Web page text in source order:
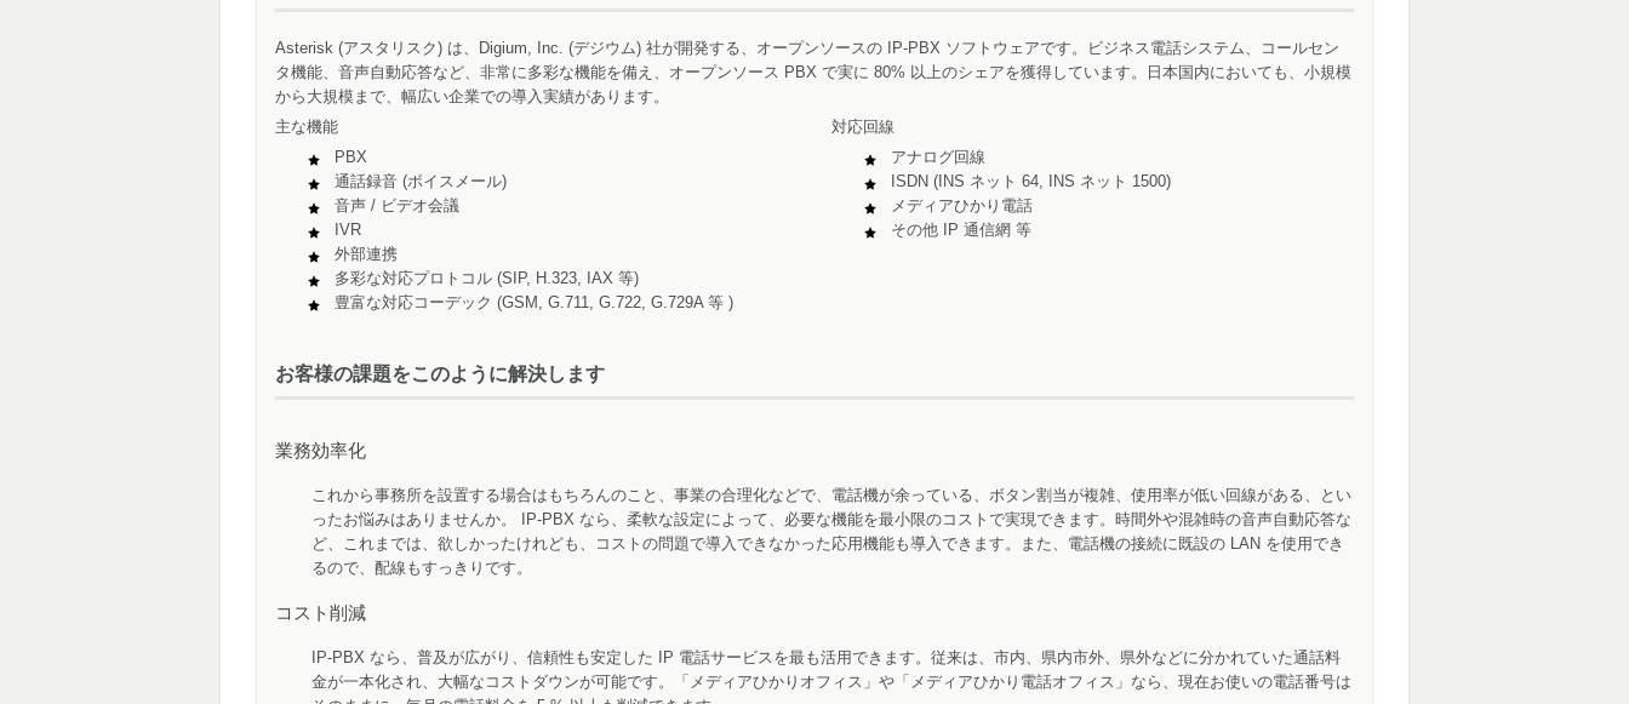
Asterisk (アスタリスク) は、Digium, Inc. (デジウム) 社が開発する、オープンソースの IP-PBX ソフトウェアです。ビジネス電話システム、コールセン
タ機能、音声自動応答など、非常に多彩な機能を備え、オープンソース PBX で実に 80% 以上のシェアを獲得しています。日本国内においても、小規模
から大規模まで、幅広い企業での導入実績があります。
主な機能
PBX
通話録音 (ボイスメール)
音声 / ビデオ会議
IVR
外部連携
多彩な対応プロトコル (SIP, H.323, IAX 等)
豊富な対応コーデック (GSM, G.711, G.722, G.729A 等 )
対応回線
アナログ回線
ISDN (INS ネット 64, INS ネット 1500)
メディアひかり電話
その他 IP 通信網 等
お客様の課題をこのように解決します
業務効率化
これから事務所を設置する場合はもちろんのこと、事業の合理化などで、電話機が余っている、ボタン割当が複雑、使用率が低い回線がある、とい
ったお悩みはありませんか。 IP-PBX なら、柔軟な設定によって、必要な機能を最小限のコストで実現できます。時間外や混雑時の音声自動応答な
ど、これまでは、欲しかったけれども、コストの問題で導入できなかった応用機能も導入できます。また、電話機の接続に既設の LAN を使用でき
るので、配線もすっきりです。
コスト削減
IP-PBX なら、普及が広がり、信頼性も安定した IP 電話サービスを最も活用できます。従来は、市内、県内市外、県外などに分かれていた通話料
金が一本化され、大幅なコストダウンが可能です。「メディアひかりオフィス」や「メディアひかり電話オフィス」なら、現在お使いの電話番号は